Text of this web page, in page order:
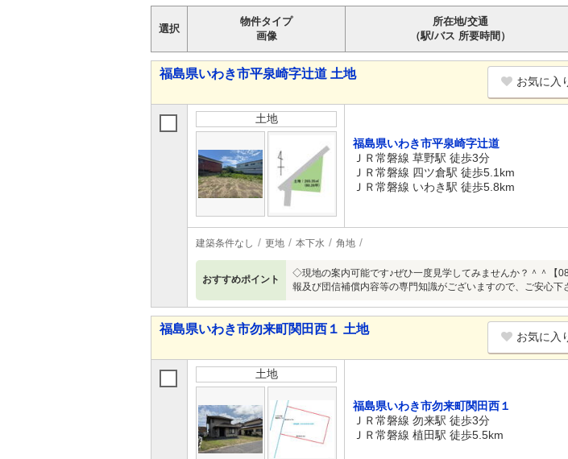
選択
物件タイプ
画像
所在地/交通
（駅/バス 所要時間）
福島県いわき市平泉崎字辻道 土地
お気に入
土地
福島県いわき市平泉崎字辻道
ＪＲ常磐線 草野駅 徒歩3分
ＪＲ常磐線 四ツ倉駅 徒歩5.1km
ＪＲ常磐線 いわき駅 徒歩5.8km
建築条件なし 更地 本下水 角地
おすすめポイント
◇現地の案内可能です♪ぜひ一度見学してみませんか？＾＾【
報及び団信補償内容等の専門知識がございますので、ご安心下
福島県いわき市勿来町関田西１ 土地
お気に入
土地
福島県いわき市勿来町関田西１
ＪＲ常磐線 勿来駅 徒歩3分
ＪＲ常磐線 植田駅 徒歩5.5km